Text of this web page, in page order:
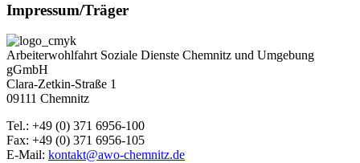
Impressum/Träger
Arbeiterwohlfahrt Soziale Dienste Chemnitz und Umgebung
gGmbH
Clara-Zetkin-Straße 1
09111 Chemnitz
Tel.: +49 (0) 371 6956-100
Fax: +49 (0) 371 6956-105
E-Mail: kontakt@awo-chemnitz.de